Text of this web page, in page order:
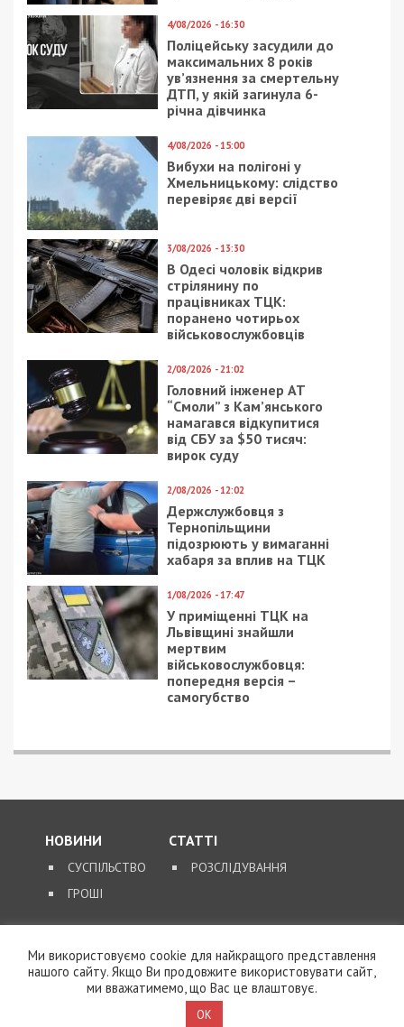
4/08/2026 - 16:30
Поліцейську засудили до
максимальних 8 років
ув’язнення за смертельну
ДТП, у якій загинула 6-
річна дівчинка
4/08/2026 - 15:00
Вибухи на полігоні у
Хмельницькому: слідство
перевіряє дві версії
3/08/2026 - 13:30
В Одесі чоловік відкрив
стрілянину по
працівниках ТЦК:
поранено чотирьох
військовослужбовців
2/08/2026 - 21:02
Головний інженер АТ
“Смоли” з Кам’янського
намагався відкупитися
від СБУ за $50 тисяч:
вирок суду
2/08/2026 - 12:02
Держслужбовця з
Тернопільщини
підозрюють у вимаганні
хабаря за вплив на ТЦК
1/08/2026 - 17:47
У приміщенні ТЦК на
Львівщині знайшли
мертвим
військовослужбовця:
попередня версія –
самогубство
НОВИНИ
СУСПІЛЬСТВО
ГРОШІ
СТАТТІ
РОЗСЛІДУВАННЯ
КОНТАКТИ
Ми використовуємо cookie для найкращого представлення
нашого сайту. Якщо Ви продовжите використовувати сайт,
ми вважатимемо, що Вас це влаштовує.
OK